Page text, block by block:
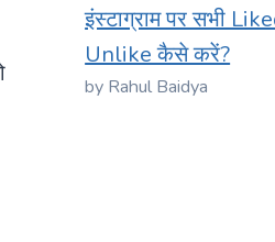
इंस्टाग्राम पर सभी
Unlike कैसे करें?
by Rahul Baidya